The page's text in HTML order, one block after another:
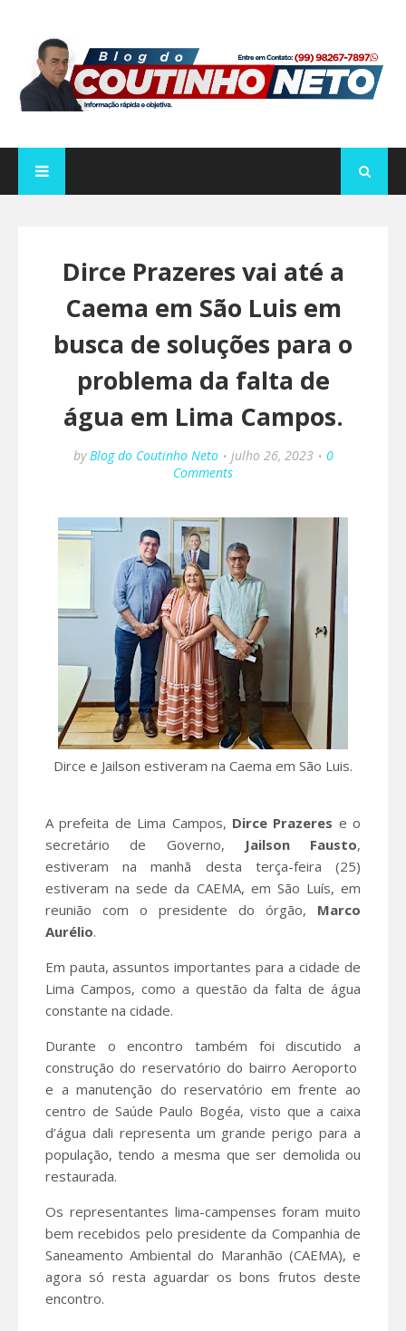
Dirce Prazeres vai até a
Caema em São Luis em
busca de soluções para o
problema da falta de
água em Lima Campos.
by Blog do Coutinho Neto julho 26, 2023
0
Comments
Dirce e Jailson estiveram na Caema em São Luis.
A prefeita de Lima Campos, Dirce Prazeres e o
secretário de Governo,
Jailson Fausto,
estiveram na manhã desta terça-feira (25)
estiveram na sede da CAEMA, em São Luís, em
reunião com o presidente do órgão, Marco
Aurélio.
Em pauta, assuntos importantes para a cidade de
Lima Campos, como a questão da falta de água
constante na cidade.
Durante o encontro também foi discutido a
construção do reservatório do bairro Aeroporto
e a manutenção do reservatório em frente ao
centro de Saúde Paulo Bogéa, visto que a caixa
d’água dali representa um grande perigo para a
população, tendo a mesma que ser demolida ou
restaurada.
Os representantes lima-campenses foram muito
bem recebidos pelo presidente da Companhia de
Saneamento Ambiental do Maranhão (CAEMA), e
agora só resta aguardar os bons frutos deste
encontro.